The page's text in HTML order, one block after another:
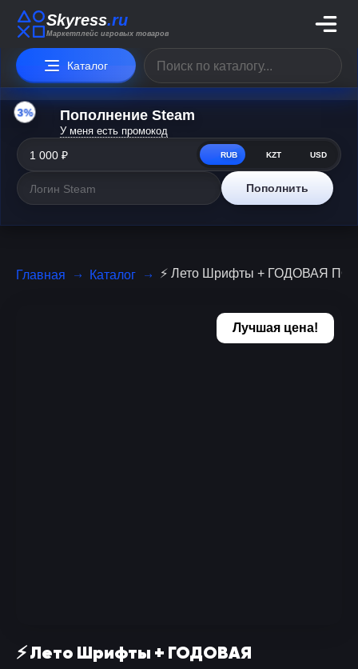
Skyress.ru
Маркетплейс игровых товаров
Каталог
3% Пополнение Steam
У меня есть промокод
RUB KZT USD
Пополнить
Главная Каталог ⚡️ Лето Шрифты + ГОДОВАЯ
Лучшая цена!
⚡️ Лето Шрифты + ГОДОВАЯ